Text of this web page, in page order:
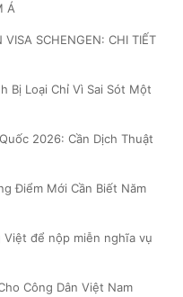
Á
VISA SCHENGEN: CHI TIẾT
Bị Loại Chỉ Vì Sai Sót Một
2026: Cần Dịch Thuật
Điểm Mới Cần Biết Năm
để nộp miễn nghĩa vụ
Công Dân Việt Nam